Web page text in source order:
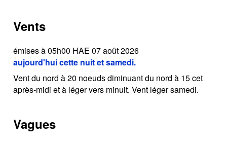
Vents
émises à 05h00 HAE 07 août 2026
aujourd'hui cette nuit et samedi.
Vent du nord à 20 noeuds diminuant du nord à 15 cet
après-midi et à léger vers minuit. Vent léger samedi.
Vagues